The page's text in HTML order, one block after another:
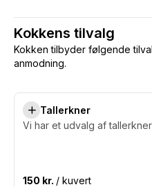
Kokkens tilvalg
Kokken tilbyder følgende
anmodning.
Tallerkner
Vi har et udvalg af
150 kr. / kuvert